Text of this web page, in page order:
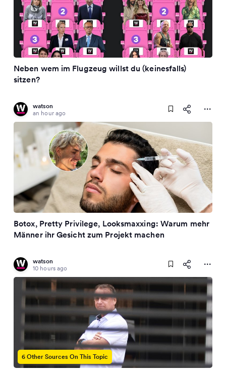
Neben wem im Flugzeug willst du (keinesfalls)
sitzen?
watson
an hour ago
Botox, Pretty Privilege, Looksmaxxing: Warum mehr
Männer ihr Gesicht zum Projekt machen
watson
10 hours ago
6 Other Sources On This Topic